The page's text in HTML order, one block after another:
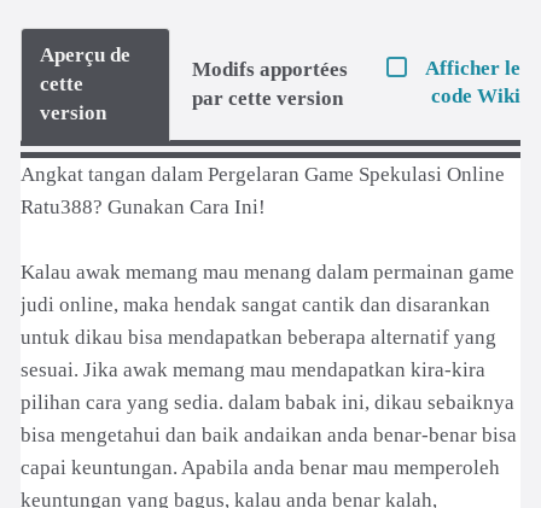
Aperçu de
cette
version
Modifs apportées
par cette version
Afficher le
code Wiki